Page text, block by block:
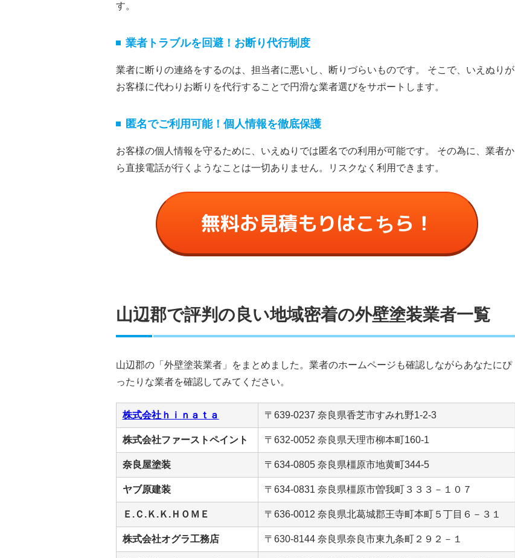
す。
業者トラブルを回避！お断り代⾏制度
業者に断りの連絡をするのは、担当者に悪いし、断りづらいものです。 そこで、いえぬりが
お客様に代わりお断りを代⾏することで円滑な業者選びをサポートします。
匿名でご利⽤可能！個⼈情報を徹底保護
お客様の個⼈情報を守るために、いえぬりでは匿名での利⽤が可能です。 その為に、業者か
ら直接電話が⾏くようなことは⼀切ありません。リスクなく利⽤できます。
無料お見積もりはこちら！
山辺郡で評判の良い地域密着の外壁塗装業者一覧
山辺郡の「外壁塗装業者」をまとめました。業者のホームページも確認しながらあなたにぴ
ったりな業者を確認してみてください。
株式会社ｈｉｎａｔａ 〒639-0237 奈良県香芝市すみれ野1-2-3
株式会社ファーストペイント 〒632-0052 奈良県天理市柳本町160-1
奈良屋塗装 〒634-0805 奈良県橿原市地黄町344-5
ヤブ原建装 〒634-0831 奈良県橿原市曽我町３３３－１０７
Ｅ.Ｃ.Ｋ.Ｋ.ＨＯＭＥ 〒636-0012 奈良県北葛城郡王寺町本町５丁目６－３１
株式会社オグラ工務店 〒630-8144 奈良県奈良市東九条町２９２－１